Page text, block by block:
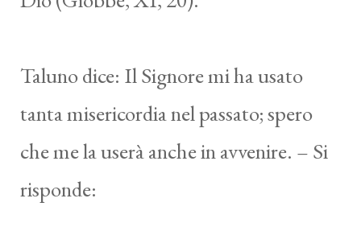
Taluno dice: Il Signore mi ha usato
tanta misericordia nel passato; spero
che me la userà anche in avvenire. – Si
risponde: